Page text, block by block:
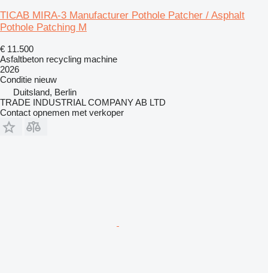
TICAB MIRA-3 Manufacturer Pothole Patcher / Asphalt
Pothole Patching M
€ 11.500
Asfaltbeton recycling machine
2026
Conditie nieuw
Duitsland, Berlin
TRADE INDUSTRIAL COMPANY AB LTD
Contact opnemen met verkoper